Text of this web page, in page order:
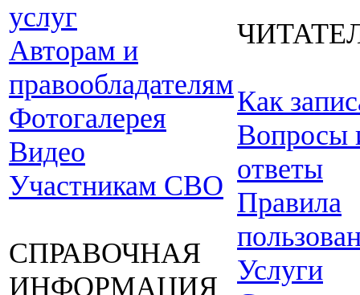
услуг
Авторам и
правообладателям
Фотогалерея
Видео
Участникам СВО
СПРАВОЧНАЯ
ИНФОРМАЦИЯ
Как
Вопросы
ответы
Правила
Услуги